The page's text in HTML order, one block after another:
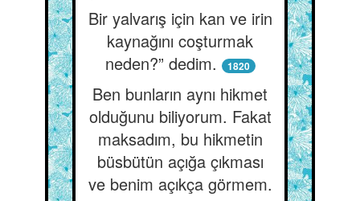
Bir yalvarış için kan ve irin
kaynağını coşturmak
neden?” dedim.
1820
Ben bunların aynı hikmet
olduğunu biliyorum. Fakat
maksadım, bu hikmetin
büsbütün açığa çıkması
ve benim açıkça görmem.